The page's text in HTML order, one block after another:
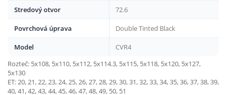
Stredový otvor 72.6
Povrchová úprava Double Tinted Black
Model
CVR4
Rozteč: 5x108, 5x110, 5x112, 5x114.3, 5x115, 5x118, 5x120, 5x127,
5x130
ET: 20, 21, 22, 23, 24, 25, 26, 27, 28, 29, 30, 31, 32, 33, 34, 35, 36, 37, 38, 39,
40, 41, 42, 43, 44, 45, 46, 47, 48, 49, 50, 51